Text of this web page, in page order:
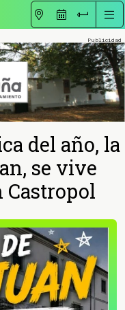
del año, la
se vive
Castropol